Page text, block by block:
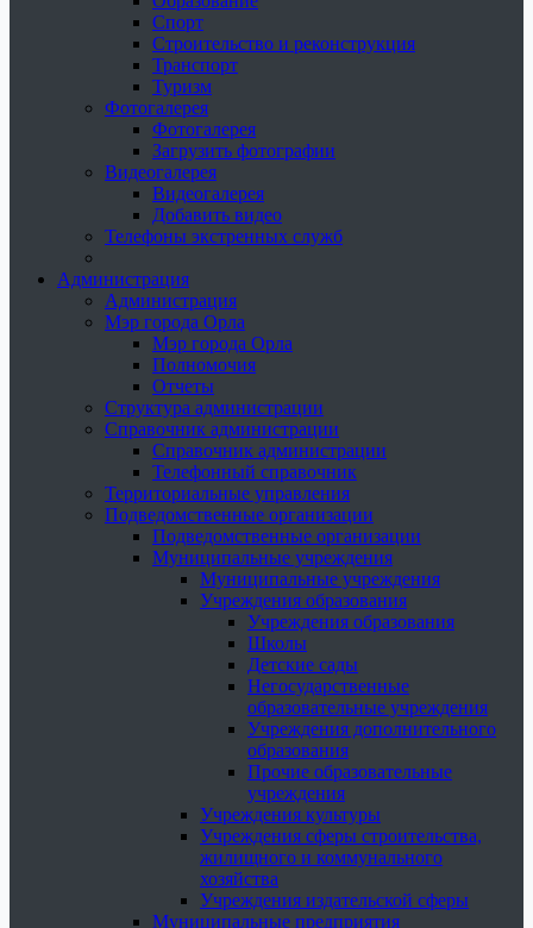
Спорт
Строительство и реконструкция
Транспорт
Туризм
Фотогалерея
Фотогалерея
Загрузить фотографии
Видеогалерея
Видеогалерея
Добавить видео
Телефоны экстренных служб
Администрация
Администрация
Мэр города Орла
Мэр города Орла
Полномочия
Отчеты
Структура администрации
Справочник администрации
Справочник администрации
Телефонный справочник
Территориальные управления
Подведомственные организации
Подведомственные организации
Муниципальные учреждения
Муниципальные учреждения
Учреждения образования
Учреждения образования
Школы
Детские сады
Негосударственные
образовательные учреждения
Учреждения дополнительного
образования
Прочие образовательные
учреждения
Учреждения культуры
Учреждения сферы строительства,
жилищного и коммунального
хозяйства
Учреждения издательской сферы
Муниципальные предприятия